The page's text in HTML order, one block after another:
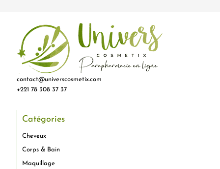
contact@universcosmetix.com
+221 78 308 37 37
Catégories
Cheveux
Corps & Bain
Maquillage